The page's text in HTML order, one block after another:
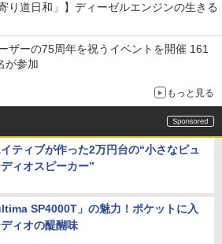
り道日和」】ディーゼルエンジンの生きる
ザーの75周年を祝うイベントを開催 161
が参加
もっと見る
ティブが作った2万円台の“小さなピュ
ィオスピーカー”
SP4000T」の魅力！ポケットに入
ィオの醍醐味